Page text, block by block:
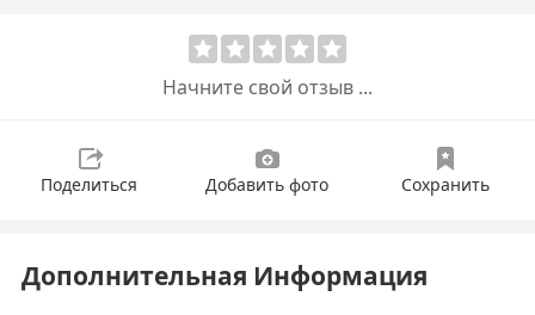
Начните свой отзыв ...
Поделиться Добавить фото Сохранить
Дополнительная Информация